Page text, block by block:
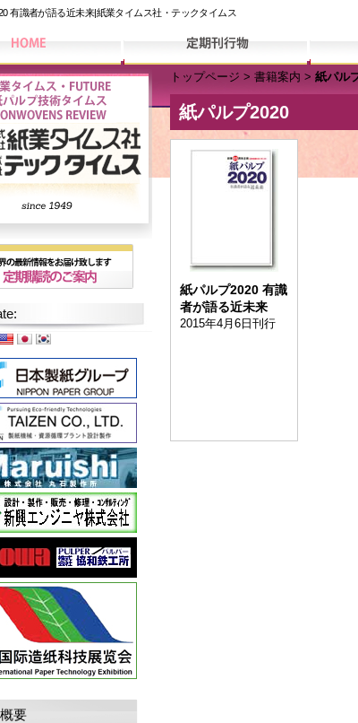
有識者が語る近未来|紙業タイムス社・テックタイムス
トップページ > 書籍案内 > 紙パル
紙パルプ2020
紙パルプ2020 有識
者が語る近未来
2015年4月6日刊行
要